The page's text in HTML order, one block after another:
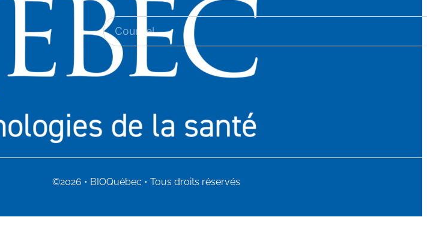
©2026 • BIOQuébec • Tous droits réservés